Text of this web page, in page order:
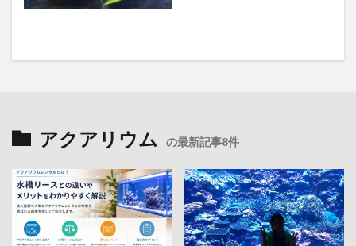
アクアリウム の最新記事8件